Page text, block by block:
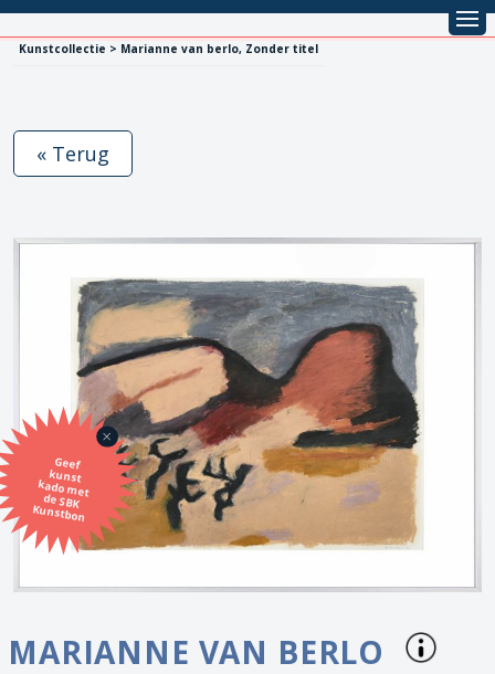
Kunstcollectie > Marianne van berlo, Zonder titel
Geef
kunst
kado met
de SBK
Kunstbon
« Terug
MARIANNE VAN BERLO